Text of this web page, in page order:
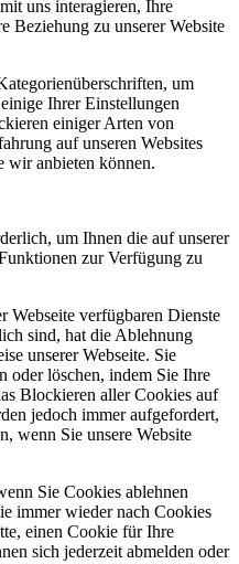
uns interagieren, Ihre
Beziehung zu unserer Website
um
Ihrer Einstellungen
einiger Arten von
auf unseren Websites
wir anbieten können.
um Ihnen die auf unserer
zur Verfügung zu
Webseite verfügbaren Dienste
sind, hat die Ablehnung
unserer Webseite. Sie
oder löschen, indem Sie Ihre
Blockieren aller Cookies auf
jedoch immer aufgefordert,
wenn Sie unsere Website
Sie Cookies ablehnen
immer wieder nach Cookies
einen Cookie für Ihre
sich jederzeit abmelden oder